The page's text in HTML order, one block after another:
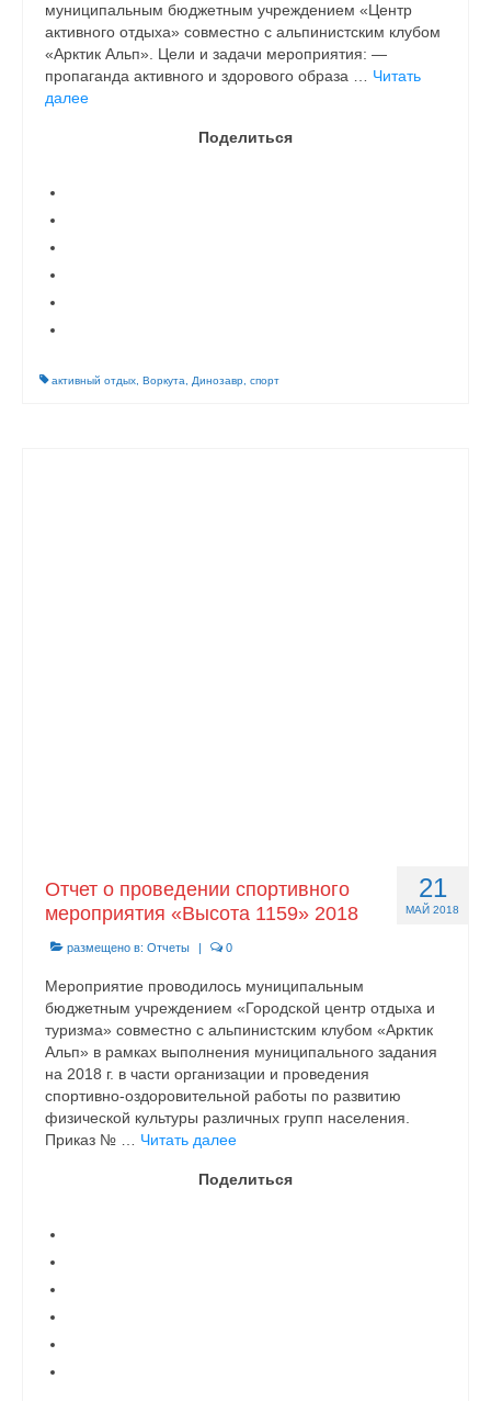
муниципальным бюджетным учреждением «Центр
активного отдыха» совместно с альпинистским клубом
«Арктик Альп». Цели и задачи мероприятия: —
пропаганда активного и здорового образа … Читать
далее
Поделиться
активный отдых Воркута Динозавр спорт
21
МАЙ 2018
Отчет о проведении спортивного
мероприятия «Высота 1159» 2018
размещено в: Отчеты | 0
Мероприятие проводилось муниципальным
бюджетным учреждением «Городской центр отдыха и
туризма» совместно с альпинистским клубом «Арктик
Альп» в рамках выполнения муниципального задания
на 2018 г. в части организации и проведения
спортивно-оздоровительной работы по развитию
физической культуры различных групп населения.
Приказ № … Читать далее
Поделиться